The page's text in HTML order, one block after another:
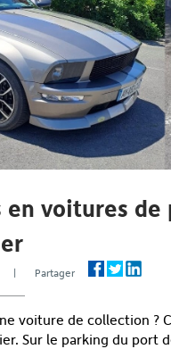
en voitures de
| Partager
voiture de collection ?
Sur le parking du port